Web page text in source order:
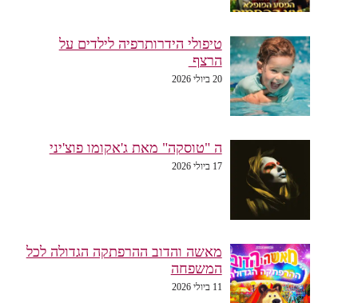
טיפולי הידרותרפיה לילדים על
הרצף
20 ביולי 2026
ה "טוסקה" מאת ג'אקומו פוצ'יני
17 ביולי 2026
מאשה והדוב ההרפתקה הגדולה לכל
המשפחה
11 ביולי 2026